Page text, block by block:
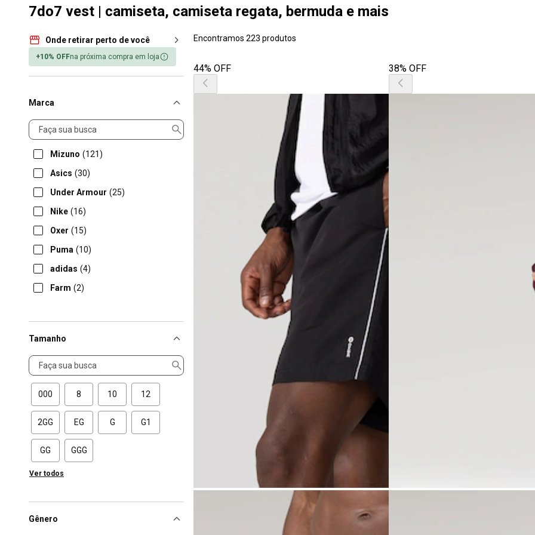
7do7 vest | camiseta, camiseta regata, bermuda e mais
Onde retirar perto de você
+10% OFFna próxima compra em loja
Marca
Marca
Mizuno (121)
Asics (30)
Under Armour (25)
Nike (16)
Oxer (15)
Puma (10)
adidas (4)
Farm (2)
Tamanho
Tamanho
000 8 10 12
2GG EG G G1
GG GGG
Ver todos
Gênero
Encontramos 223 produtos
44% OFF 38% OFF